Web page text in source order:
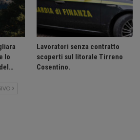
lo
Lavoratori senza contratto
scoperti sul litorale Tirreno
Cosentino.